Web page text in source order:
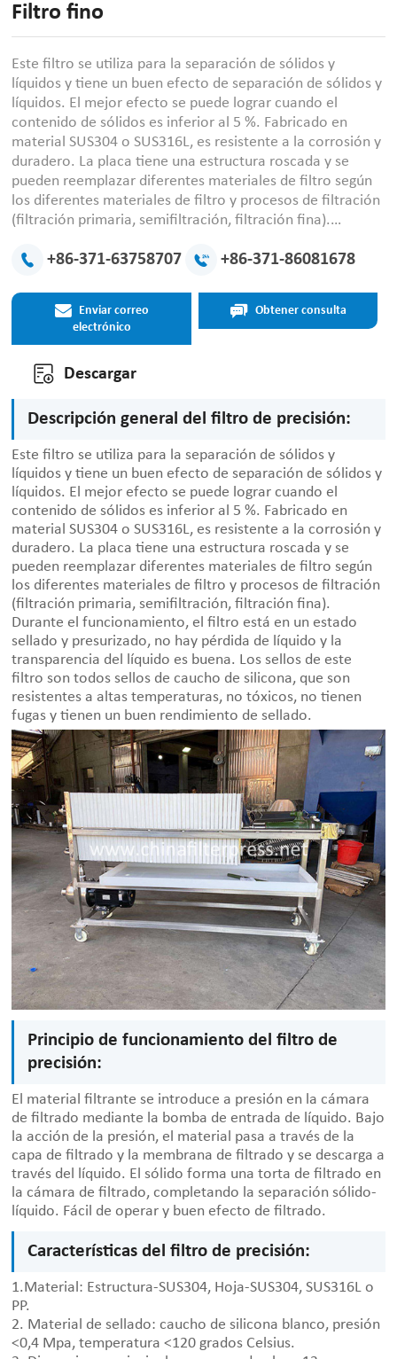
Filtro fino
Este filtro se utiliza para la separación de sólidos y
líquidos y tiene un buen efecto de separación de sólidos y
líquidos. El mejor efecto se puede lograr cuando el
contenido de sólidos es inferior al 5 %. Fabricado en
material SUS304 o SUS316L, es resistente a la corrosión y
duradero. La placa tiene una estructura roscada y se
pueden reemplazar diferentes materiales de filtro según
los diferentes materiales de filtro y procesos de filtración
(filtración primaria, semifiltración, filtración fina).
sellado y presurizado, no hay pérdida de líquido y la
filtro son todos sellos de caucho de silicona, que son
resistentes a altas temperaturas, no tóxicos, no tienen
+86-371-63758707 +86-371-86081678
Enviar correo
electrónico
Obtener consulta
Descargar
Descripción general del filtro de precisión:
Este filtro se utiliza para la separación de sólidos y
líquidos y tiene un buen efecto de separación de sólidos y
líquidos. El mejor efecto se puede lograr cuando el
contenido de sólidos es inferior al 5 %. Fabricado en
material SUS304 o SUS316L, es resistente a la corrosión y
duradero. La placa tiene una estructura roscada y se
pueden reemplazar diferentes materiales de filtro según
los diferentes materiales de filtro y procesos de filtración
(filtración primaria, semifiltración, filtración fina).
Durante el funcionamiento, el filtro está en un estado
sellado y presurizado, no hay pérdida de líquido y la
transparencia del líquido es buena. Los sellos de este
filtro son todos sellos de caucho de silicona, que son
resistentes a altas temperaturas, no tóxicos, no tienen
fugas y tienen un buen rendimiento de sellado.
Principio de funcionamiento del filtro de
precisión:
El material filtrante se introduce a presión en la cámara
de filtrado mediante la bomba de entrada de líquido. Bajo
la acción de la presión, el material pasa a través de la
capa de filtrado y la membrana de filtrado y se descarga a
través del líquido. El sólido forma una torta de filtrado en
la cámara de filtrado, completando la separación sólido-
líquido. Fácil de operar y buen efecto de filtrado.
Características del filtro de precisión:
1.Material: Estructura-SUS304, Hoja-SUS304, SUS316L o
PP.
2. Material de sellado: caucho de silicona blanco, presión
<0,4 Mpa, temperatura <120 grados Celsius.